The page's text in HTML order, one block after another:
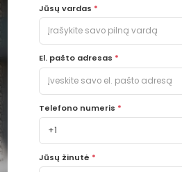
Jūsų vardas *
El. pašto adresas *
Telefono numeris *
Jūsų žinutė *